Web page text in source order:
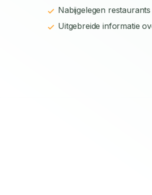
Nabijgelegen
Uitgebreide informatie